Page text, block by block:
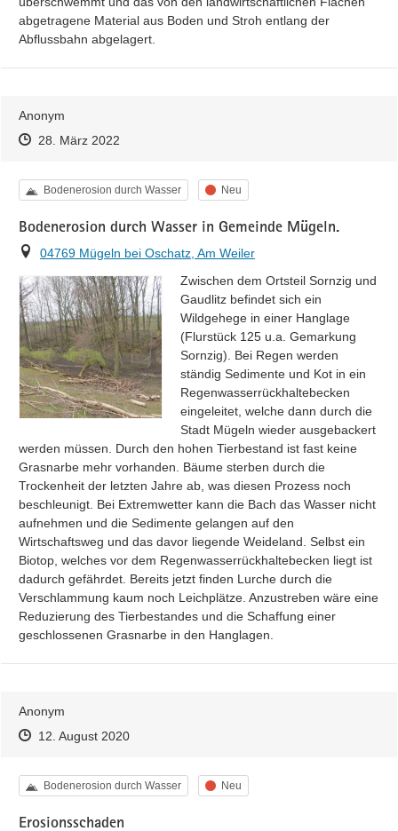
abgetragene Material aus Boden und Stroh entlang der
Abflussbahn abgelagert.
Anonym
Zeitpunkt des Erstellens
Zeitpunkt des Erstellens
28. März 2022Zur Äußerung
Kategorie
Bodenerosion durch Wasser Status
Neu
Bodenerosion durch Wasser in Gemeinde Mügeln.
Ort
04769 Mügeln bei Oschatz, Am Weiler
Zwischen dem Ortsteil Sornzig und
Gaudlitz befindet sich ein
Wildgehege in einer Hanglage
(Flurstück 125 u.a. Gemarkung
Sornzig). Bei Regen werden
ständig Sedimente und Kot in ein
Regenwasserrückhaltebecken
eingeleitet, welche dann durch die
Stadt Mügeln wieder ausgebackert
werden müssen. Durch den hohen Tierbestand ist fast keine
Grasnarbe mehr vorhanden. Bäume sterben durch die
Trockenheit der letzten Jahre ab, was diesen Prozess noch
beschleunigt. Bei Extremwetter kann die Bach das Wasser nicht
aufnehmen und die Sedimente gelangen auf den
Wirtschaftsweg und das davor liegende Weideland. Selbst ein
Biotop, welches vor dem Regenwasserrückhaltebecken liegt ist
dadurch gefährdet. Bereits jetzt finden Lurche durch die
Verschlammung kaum noch Leichplätze. Anzustreben wäre eine
Reduzierung des Tierbestandes und die Schaffung einer
geschlossenen Grasnarbe in den Hanglagen.
Anonym
Zeitpunkt des Erstellens
Zeitpunkt des Erstellens
12. August 2020Zur Äußerung
Kategorie
Bodenerosion durch Wasser Status
Neu
Erosionsschaden